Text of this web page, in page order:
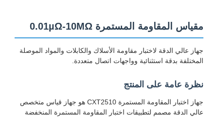
مقياس المقاومة المستمرة 0.01µΩ-10MΩ
جهاز عالي الدقة لاختبار مقاومة الأسلاك والكابلات والمواد الموصلة
المختلفة بدقة استثنائية وواجهات اتصال متعددة.
نظرة عامة على المنتج
جهاز اختبار المقاومة المستمرة CXT2510 هو جهاز قياس متخصص
عالي الدقة مصمم لتطبيقات اختبار المقاومة المستمرة المنخفضة